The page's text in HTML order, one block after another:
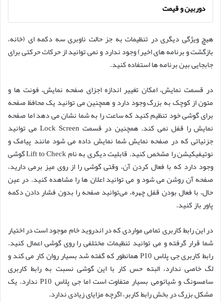
دوربین و قیمت
هیچ ویژگی دیگری در تنظیمات به جز حالت ناوبری سه دکمه ای (خانه،
بازگشت و برنامه های اخیر) وجود ندارد و نمی توانید از حرکات حرکتی برای
جابجایی بین برنامه ها استفاده کنید.
در قسمت نمایش، امکان تغییر اندازه اجزای صفحه نمایش، فونت ها و
متون از کوچک به بزرگ وجود دارد و همچنین می توانید یک محافظ صفحه
برای گوشی خود تنظیم کنید که ساعت را به شما نشان می دهد اما صفحه
نمایش را قفل نمی کند. همچنین در قسمت Lock Screen می توانید
جزئیاتی که در صفحه نمایش شما نمایش داده می شود مانند پیامک و
نوتیفیکیشن را مشخص کنید. قابلیت دیگری به نام Lift to Check گوشی
وجود دارد که با فعال کردن آن، وقتی گوشی را از روی میز برمی دارید،
صفحه آن روشن می شود و می توانید اعلان ها را مشاهده کنید. در عین
حال، با فعال بودن قفل چهره، می‌توانید صفحه را بدون فشار دادن دکمه
پاور باز کنید.
در این رابط کاربری تمامی مواردی که در اندروید خام موجود است در اختیار
شما قرار گرفته و می توانید تنظیمات مختلفی را روی گوشی اعمال کنید.
رابط کاربری جی پلاس P10 همانطور که گفته شد بسیار روان کار می کند و
لگ خاصی ندارد، البته حس کار با این گوشی نسبت به رابط کاربری
سامسونگ و شیائومی بسیار متفاوت است اما جی پلاس P10 ندارد. یک
مشکل بزرگ در بخش رابط کاربر، اگرچه مزایای زیادی ندارد.